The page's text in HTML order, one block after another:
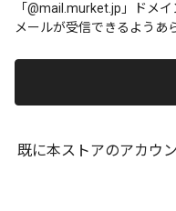
「@mail.murket.jp」ドメ
メールが受信できるようあ
既に本ストアのアカウ